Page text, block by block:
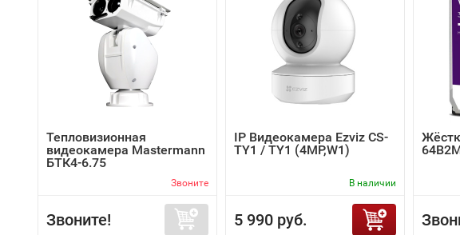
Тепловизионная
видеокамера Mastermann
БТК4-6.75
Звоните
Звоните!
IP Видеокамера Ezviz CS-
TY1 / TY1 (4MP,W1)
В наличии
5 990 руб.